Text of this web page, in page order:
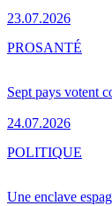
23.07.2026
Sept pays votent
24.07.2026
PROSANTÉ
Une enclave
POLITIQUE